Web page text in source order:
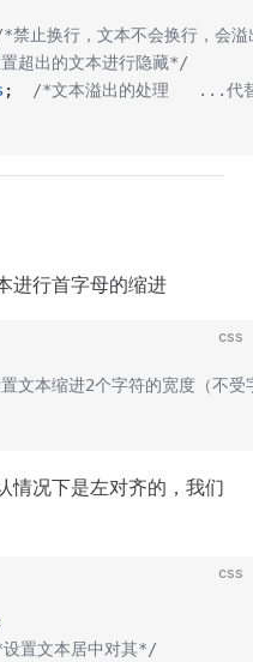
禁止换行，文本不会换行，会
超出的文本进行隐藏*/
;
/*文本溢出的处理   ...代
进行首字母的缩进
css
文本缩进2个字符的宽度（不
情况下是左对齐的，我们
css
置文本居中对其*/